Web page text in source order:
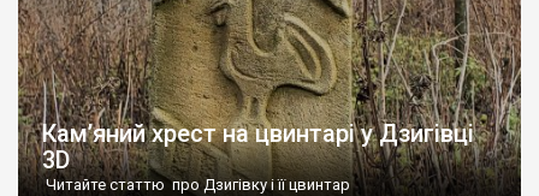
Кам’яний хрест на цвинтарі у Дзигівці
3D
Читайте статтю про Дзигівку і її цвинтар